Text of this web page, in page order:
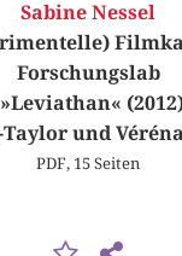
Sabine Nessel
Forschungslab
Taylor und
PDF, 15 Seiten